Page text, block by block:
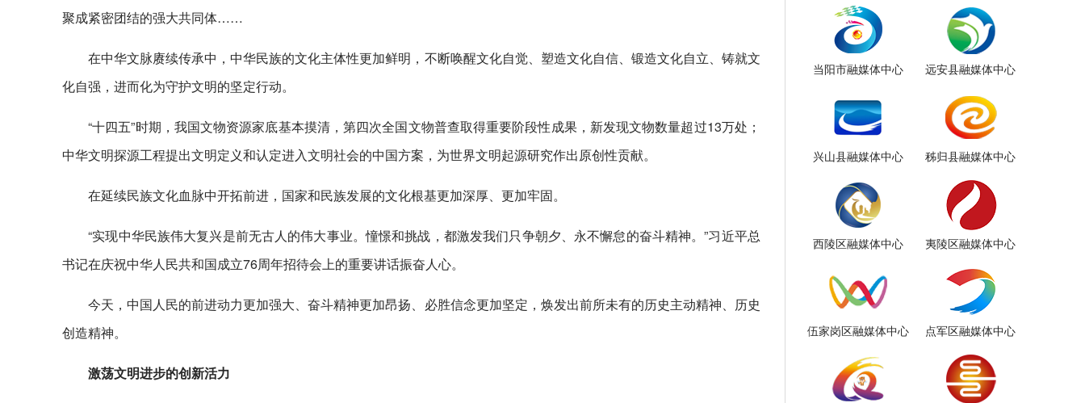
聚成紧密团结的强大共同体……
在中华文脉赓续传承中，中华民族的文化主体性更加鲜明，不断唤醒文化自觉、塑造文化自信、锻造文化自立、铸就文
化自强，进而化为守护文明的坚定行动。
“十四五”时期，我国文物资源家底基本摸清，第四次全国文物普查取得重要阶段性成果，新发现文物数量超过13万处；
中华文明探源工程提出文明定义和认定进入文明社会的中国方案，为世界文明起源研究作出原创性贡献。
在延续民族文化血脉中开拓前进，国家和民族发展的文化根基更加深厚、更加牢固。
“实现中华民族伟大复兴是前无古人的伟大事业。憧憬和挑战，都激发我们只争朝夕、永不懈怠的奋斗精神。”习近平总
书记在庆祝中华人民共和国成立76周年招待会上的重要讲话振奋人心。
今天，中国人民的前进动力更加强大、奋斗精神更加昂扬、必胜信念更加坚定，焕发出前所未有的历史主动精神、历史
创造精神。
激荡文明进步的创新活力
当阳市融媒体中心 远安县融媒体中心
兴山县融媒体中心 秭归县融媒体中心
西陵区融媒体中心 夷陵区融媒体中心
伍家岗区融媒体中心 点军区融媒体中心